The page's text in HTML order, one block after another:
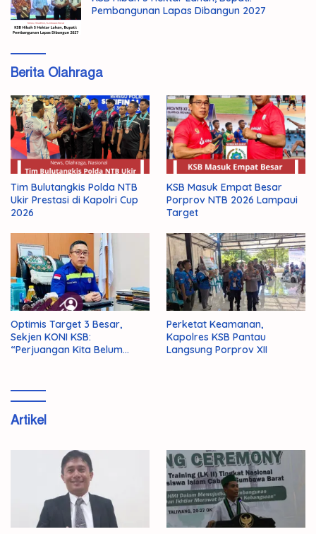
Pembangunan Lapas Dibangun 2027
Berita Olahraga
Tim Bulutangkis Polda NTB
Ukir Prestasi di Kapolri Cup
2026
KSB Masuk Empat Besar
Porprov NTB 2026 Lampaui
Target
Optimis Target 3 Besar,
Sekjen KONI KSB:
“Perjuangan Kita Belum
Perketat Keamanan,
Kapolres KSB Pantau
Langsung Porprov XII
Artikel